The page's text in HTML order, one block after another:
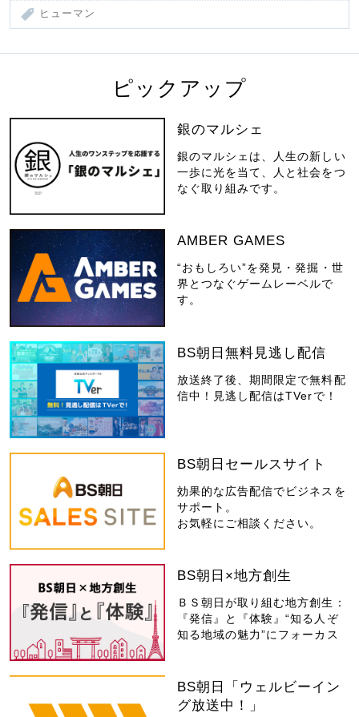
ヒューマン
ピックアップ
銀のマルシェ
銀のマルシェは、人生の新しい
一歩に光を当て、人と社会をつ
なぐ取り組みです。
AMBER GAMES
“おもしろい”を発見・発掘・世
界とつなぐゲームレーベルで
す。
BS朝日無料見逃し配信
放送終了後、期間限定で無料配
信中！見逃し配信はTVerで！
BS朝日セールスサイト
効果的な広告配信でビジネスを
サポート。
お気軽にご相談ください。
BS朝日×地方創生
ＢＳ朝日が取り組む地方創生：
『発信』と『体験』“知る人ぞ
知る地域の魅力”にフォーカス
BS朝日「ウェルビーイン
グ放送中！」